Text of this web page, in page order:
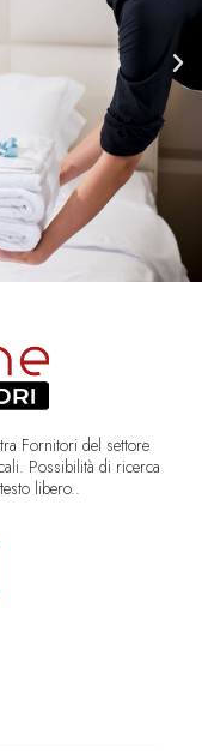
Fornitori del settore
Possibilità di ricerca
libero..